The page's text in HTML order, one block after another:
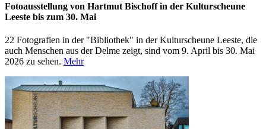
Fotoausstellung von Hartmut Bischoff in der Kulturscheune
Leeste bis zum 30. Mai
22 Fotografien in der "Bibliothek" in der Kulturscheune Leeste, die
auch Menschen aus der Delme zeigt, sind vom 9. April bis 30. Mai
2026 zu sehen. Mehr